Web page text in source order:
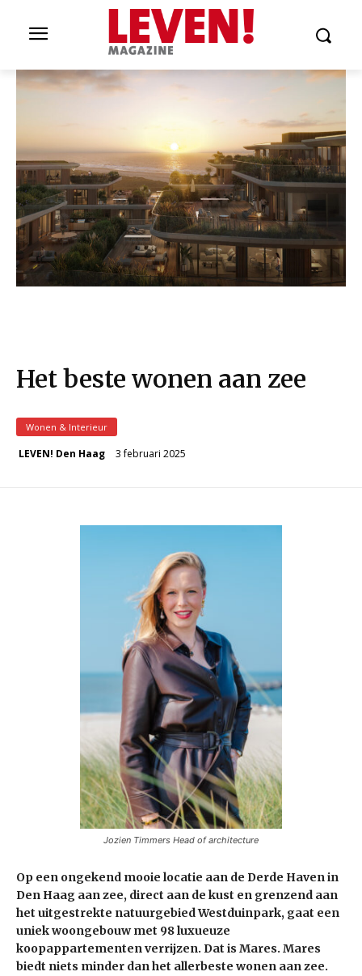
Het beste wonen aan zee
Wonen & Interieur
LEVEN! Den Haag 3 februari 2025
Jozien Timmers Head of architecture
Op een ongekend mooie locatie aan de Derde Haven in
Den Haag aan zee, direct aan de kust en grenzend aan
het uitgestrekte natuurgebied Westduinpark, gaat een
uniek woongebouw met 98 luxueuze
koopappartementen verrijzen. Dat is Mares. Mares
biedt niets minder dan het allerbeste wonen aan zee.